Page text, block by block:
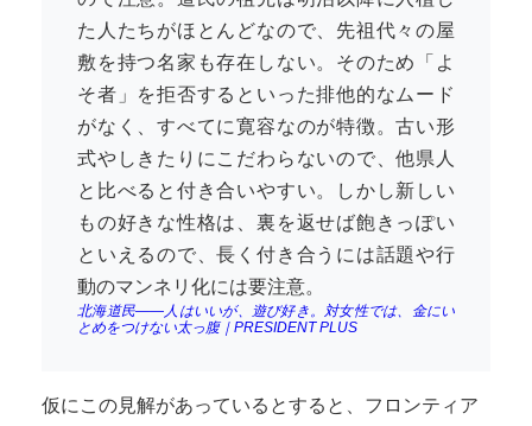
た人たちがほとんどなので、先祖代々の屋
敷を持つ名家も存在しない。そのため「よ
そ者」を拒否するといった排他的なムード
がなく、すべてに寛容なのが特徴。古い形
式やしきたりにこだわらないので、他県人
と比べると付き合いやすい。しかし新しい
もの好きな性格は、裏を返せば飽きっぽい
といえるので、長く付き合うには話題や行
動のマンネリ化には要注意。
北海道民――人はいいが、遊び好き。対女性では、金にい
とめをつけない太っ腹｜PRESIDENT PLUS
仮にこの見解があっているとすると、フロンティア